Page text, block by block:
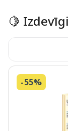
🍋
-55%